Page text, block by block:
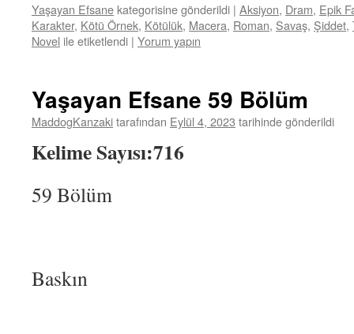
Yaşayan Efsane kategorisine gönderildi | Aksiyon, Dram, Epik
Karakter, Kötü Örnek, Kötülük, Macera, Roman, Savaş, Şiddet,
Novel ile etiketlendi | Yorum yapın
Yaşayan Efsane 59 Bölüm
MaddogKanzakitarafından Eylül 4, 2023 tarihinde gönderildi
Kelime Sayısı:716
59 Bölüm
Baskın